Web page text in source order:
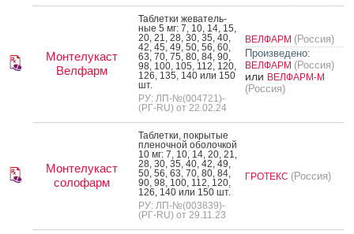
Монтелукаст
Велфарм
Таб­летки же­ватель­
ные 5 мг: 7, 10, 14, 15,
20, 21, 28, 30, 35, 40,
42, 45, 49, 50, 56, 60,
63, 70, 75, 80, 84, 90,
98, 100, 105, 112, 120,
126, 135, 140 или 150
шт.
РУ: ЛП-№(004721)-
(РГ-RU) от 22.02.24
ВЕЛФАРМ (Россия)
Произведено:
ВЕЛФАРМ (Россия)
или ВЕЛФАРМ-М
(Россия)
Монтелукаст
солофарм
Таб­летки, пок­ры­тые
пле­ноч­ной обо­лоч­кой
10 мг: 7, 10, 14, 20, 21,
28, 30, 35, 40, 42, 49,
50, 56, 63, 70, 80, 84,
90, 98, 100, 112, 120,
126, 140 или 150 шт.
РУ: ЛП-№(003839)-
(РГ-RU) от 29.11.23
ГРОТЕКС (Россия)